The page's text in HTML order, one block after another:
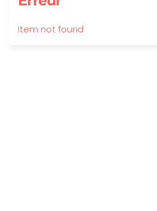
Item not found